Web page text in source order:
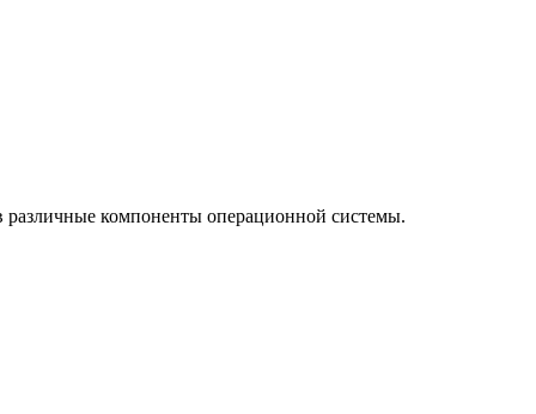
компоненты операционной системы.